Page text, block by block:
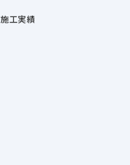
施工実績